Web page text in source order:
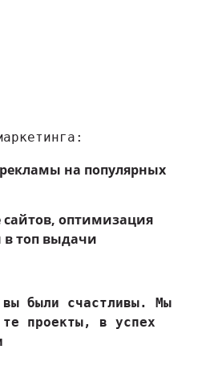
на популярных
сайтов, оптимизация
топ выдачи
были счастливы. Мы
проекты, в успех